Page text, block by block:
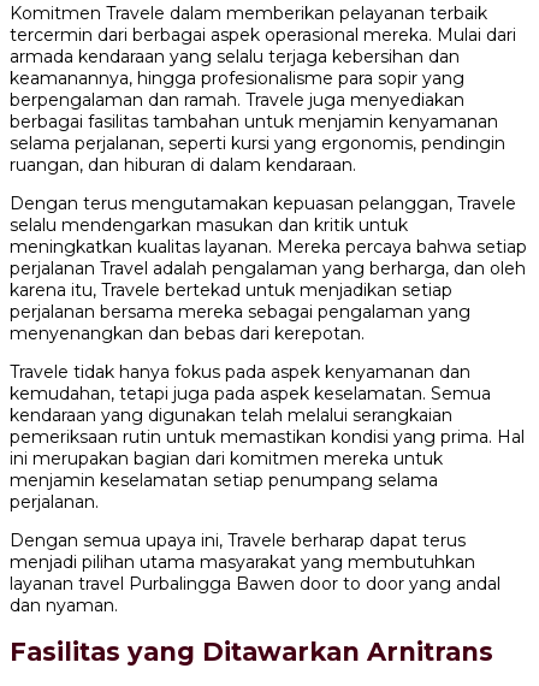
Komitmen Travele dalam memberikan pelayanan terbaik
tercermin dari berbagai aspek operasional mereka. Mulai dari
armada kendaraan yang selalu terjaga kebersihan dan
keamanannya, hingga profesionalisme para sopir yang
berpengalaman dan ramah. Travele juga menyediakan
berbagai fasilitas tambahan untuk menjamin kenyamanan
selama perjalanan, seperti kursi yang ergonomis, pendingin
ruangan, dan hiburan di dalam kendaraan.
Dengan terus mengutamakan kepuasan pelanggan, Travele
selalu mendengarkan masukan dan kritik untuk
meningkatkan kualitas layanan. Mereka percaya bahwa setiap
perjalanan Travel adalah pengalaman yang berharga, dan oleh
karena itu, Travele bertekad untuk menjadikan setiap
perjalanan bersama mereka sebagai pengalaman yang
menyenangkan dan bebas dari kerepotan.
Travele tidak hanya fokus pada aspek kenyamanan dan
kemudahan, tetapi juga pada aspek keselamatan. Semua
kendaraan yang digunakan telah melalui serangkaian
pemeriksaan rutin untuk memastikan kondisi yang prima. Hal
ini merupakan bagian dari komitmen mereka untuk
menjamin keselamatan setiap penumpang selama
perjalanan.
Dengan semua upaya ini, Travele berharap dapat terus
menjadi pilihan utama masyarakat yang membutuhkan
layanan travel Purbalingga Bawen door to door yang andal
dan nyaman.
Fasilitas yang Ditawarkan Arnitrans